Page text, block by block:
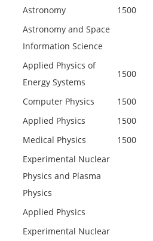
Astronomy
1500
Astronomy and Space
Information Science
Applied Physics of
Energy Systems
1500
Computer Physics
1500
Applied Physics
1500
Medical Physics
1500
Experimental Nuclear
Physics and Plasma
Physics
Applied Physics
Experimental Nuclear